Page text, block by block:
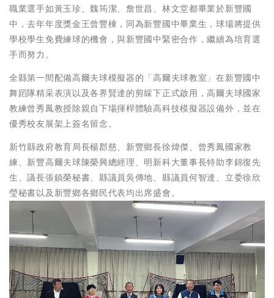
職業選手如黃玉珍、魏筠潔、詹世昌、林文堂都畢業於新豐國
中，去年年度獎金王曾豐棟，同為新豐國中畢業生，球場將提供
學校學生免費練球的機會，與新豐國中緊密合作，繼續為培育選
手而努力。
全縣第一間配備高爾夫球模擬器的「高爾夫球教室」在新豐國中
舞蹈隊精采表演以及各界賢達的剪綵下正式啟用，高爾夫球國家
教練曾秀鳳教授除親自下場揮桿體驗高科技模擬器設備外，並在
優秀校友展架上簽名留念。
新竹縣政府教育局長楊郡慈、新豐鄉長徐煒傑、曾秀鳳國家教
練、新豐高爾夫球陳榮興總經理、明新科大董事長特助李錦復先
生、議長張鎮榮秘書、縣議員吳傳地、縣議員何智達、立委徐欣
瑩秘書以及新豐鄉各鄉民代表均出席盛會。